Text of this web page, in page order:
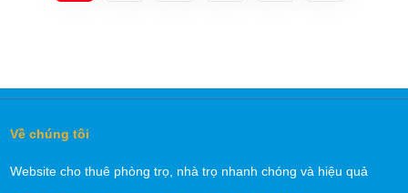
Về chúng tôi
Website cho thuê phòng trọ, nhà trọ nhanh chóng và hiệu quả